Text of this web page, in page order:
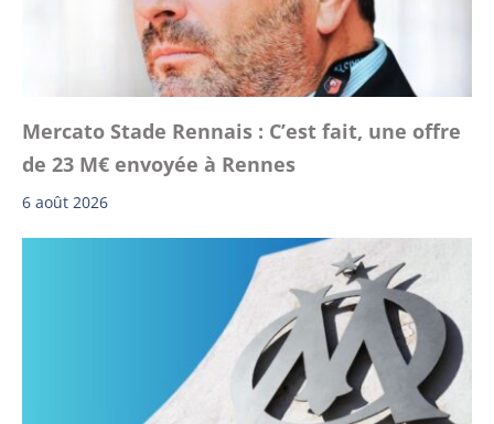
Mercato Stade Rennais : C’est fait, une offre
de 23 M€ envoyée à Rennes
6 août 2026